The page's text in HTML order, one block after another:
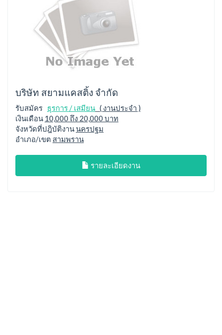
บริษัท สยามแคสติ้ง จำกัด
รับสมัคร ธุรการ / เสมียน ( งานประจำ )
เงินเดือน 10,000 ถึง 20,000 บาท
จังหวัดที่ปฎิบัติงานนครปฐม
อำเภอ/เขต สามพราน
รายละเอียดงาน